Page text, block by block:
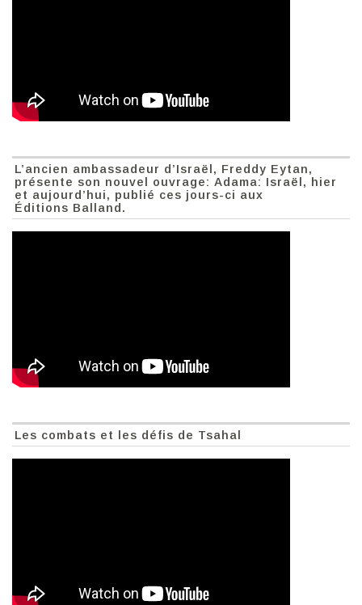
L’ancien ambassadeur d’Israël, Freddy Eytan,
présente son nouvel ouvrage: Adama: Israël, hier
et aujourd’hui, publié ces jours-ci aux
Éditions Balland.
Les combats et les défis de Tsahal